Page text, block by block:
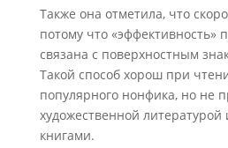
Также она отметила, что
потому что «эффективность»
связана с поверхностным
Такой способ хорош при
популярного нонфика, но не
художественной
книгами.